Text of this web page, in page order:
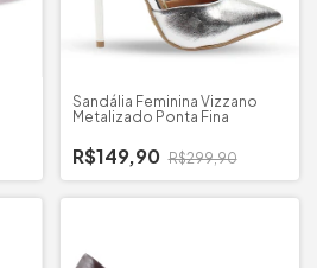
Sandália Feminina Vizzano
Metalizado Ponta Fina
R$149,90 R$299,90